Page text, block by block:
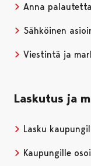
Anna palautetta
Sähköinen
Viestintä ja
Laskutus ja
Lasku
Kaupungille